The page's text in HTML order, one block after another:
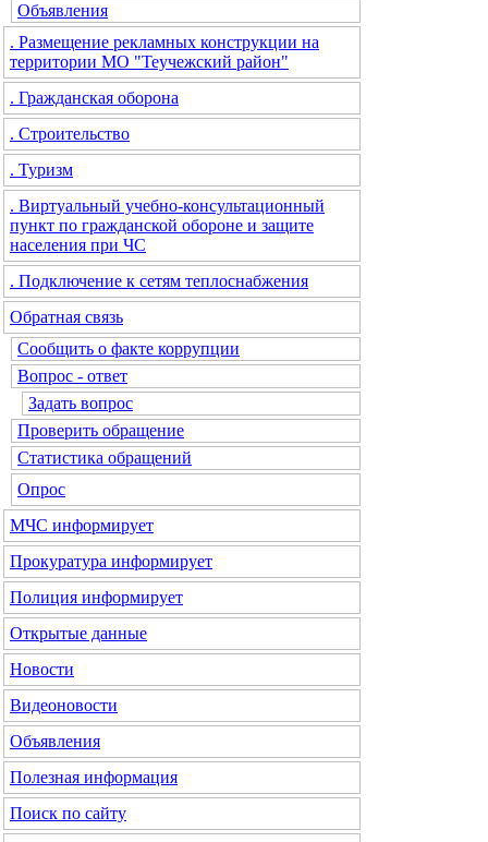
Объявления
. Размещение рекламных конструкции на
территории МО "Теучежский район"
. Гражданская оборона
. Строительство
. Туризм
. Виртуальный учебно-консультационный
пункт по гражданской обороне и защите
населения при ЧС
. Подключение к сетям теплоснабжения
Обратная связь
Сообщить о факте коррупции
Вопрос - ответ
Задать вопрос
Проверить обращение
Статистика обращений
Опрос
МЧС информирует
Прокуратура информирует
Полиция информирует
Открытые данные
Новости
Видеоновости
Объявления
Полезная информация
Поиск по сайту